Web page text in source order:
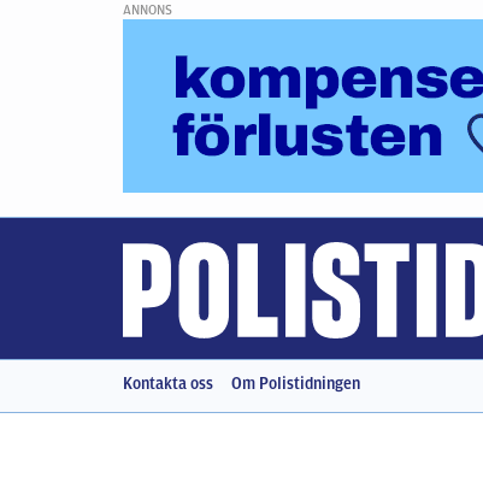
ANNONS
Kontakta oss Om Polistidningen